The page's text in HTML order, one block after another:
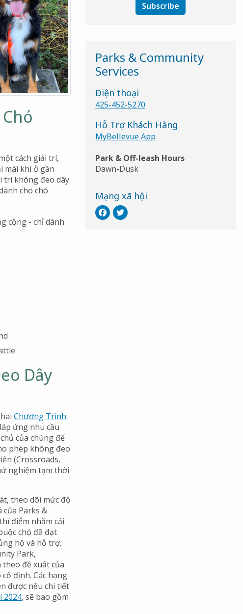
cách giải trí,
mái khi ở gần
trí không đeo dây
cho chó
cộng - chỉ dành
Dây
Chương Trình
ứng nhu cầu
của chúng để
phép không đeo
(Crossroads,
nghiệm tạm thời
theo dõi mức độ
của Parks &
điểm nhằm cải
chó đã đạt
hộ và hỗ trợ.
Park,
đề xuất của
định. Các hạng
được nêu chi tiết
2024, sẽ bao gồm
Subscribe
Parks & Community
Services
Điện thoại
425-452-5270
Hỗ Trợ Khách Hàng
MyBellevue App
Park & Off-leash Hours
Dawn-Dusk
Mạng xã hội